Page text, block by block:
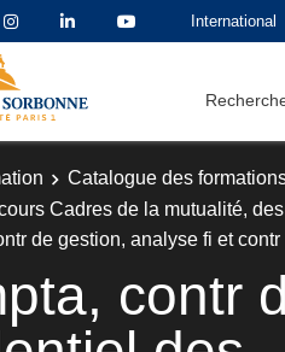
International
Catalogue des
Cadres de la mutualité,
de gestion, analyse fi et
contr